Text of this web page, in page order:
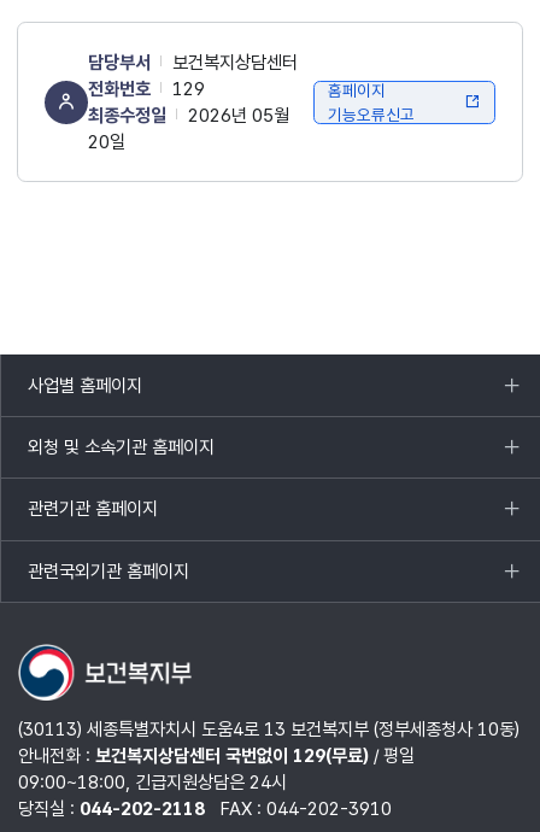
담당부서
보건복지상담센터
전화번호
129
최종수정일
2026년 05월
20일
홈페이지
기능오류신고
사업별 홈페이지
목록
열기
외청 및 소속기관 홈페이지
목록
열기
관련기관 홈페이지
목록
열기
관련국외기관 홈페이지
목록
열기
(30113) 세종특별자치시 도움4로 13 보건복지부 (정부세종청사 10동)
안내전화 : 보건복지상담센터 국번없이 129(무료)/ 평일
09:00~18:00, 긴급지원상담은 24시
당직실 : 044-202-2118 FAX : 044-202-3910